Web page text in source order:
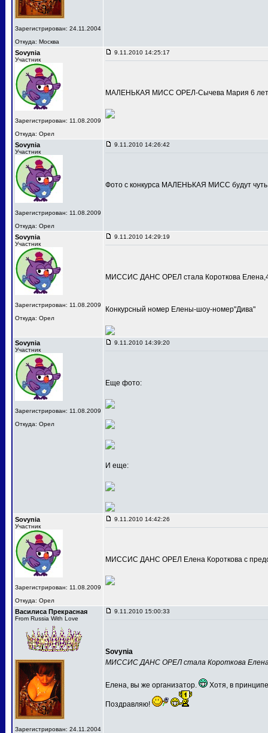
Зарегистрирован: 24.11.2004
Откуда: Москва
Sovynia
Участник
Зарегистрирован: 11.08.2009
Откуда: Орел
9.11.2010 14:25:17
МАЛЕНЬКАЯ МИСС ОРЕЛ-Сычева Мария 6
Sovynia
Участник
Зарегистрирован: 11.08.2009
Откуда: Орел
9.11.2010 14:26:42
Фото с конкурса МАЛЕНЬКАЯ МИСС будут
Sovynia
Участник
Зарегистрирован: 11.08.2009
Откуда: Орел
9.11.2010 14:29:19
МИССИС ДАНС ОРЕЛ стала Короткова
Конкурсный номер Елены-шоу-номер"Дива"
Sovynia
Участник
Зарегистрирован: 11.08.2009
Откуда: Орел
9.11.2010 14:39:20
Еще фото:
И еще:
Sovynia
Участник
Зарегистрирован: 11.08.2009
Откуда: Орел
9.11.2010 14:42:26
МИССИС ДАНС ОРЕЛ Елена Короткова с
Василиса Прекрасная
From Russia With Love
Зарегистрирован: 24.11.2004
9.11.2010 15:00:33
Sovynia
МИССИС ДАНС ОРЕЛ стала Короткова
Елена, вы же организатор. Хотя, в
Поздравляю!